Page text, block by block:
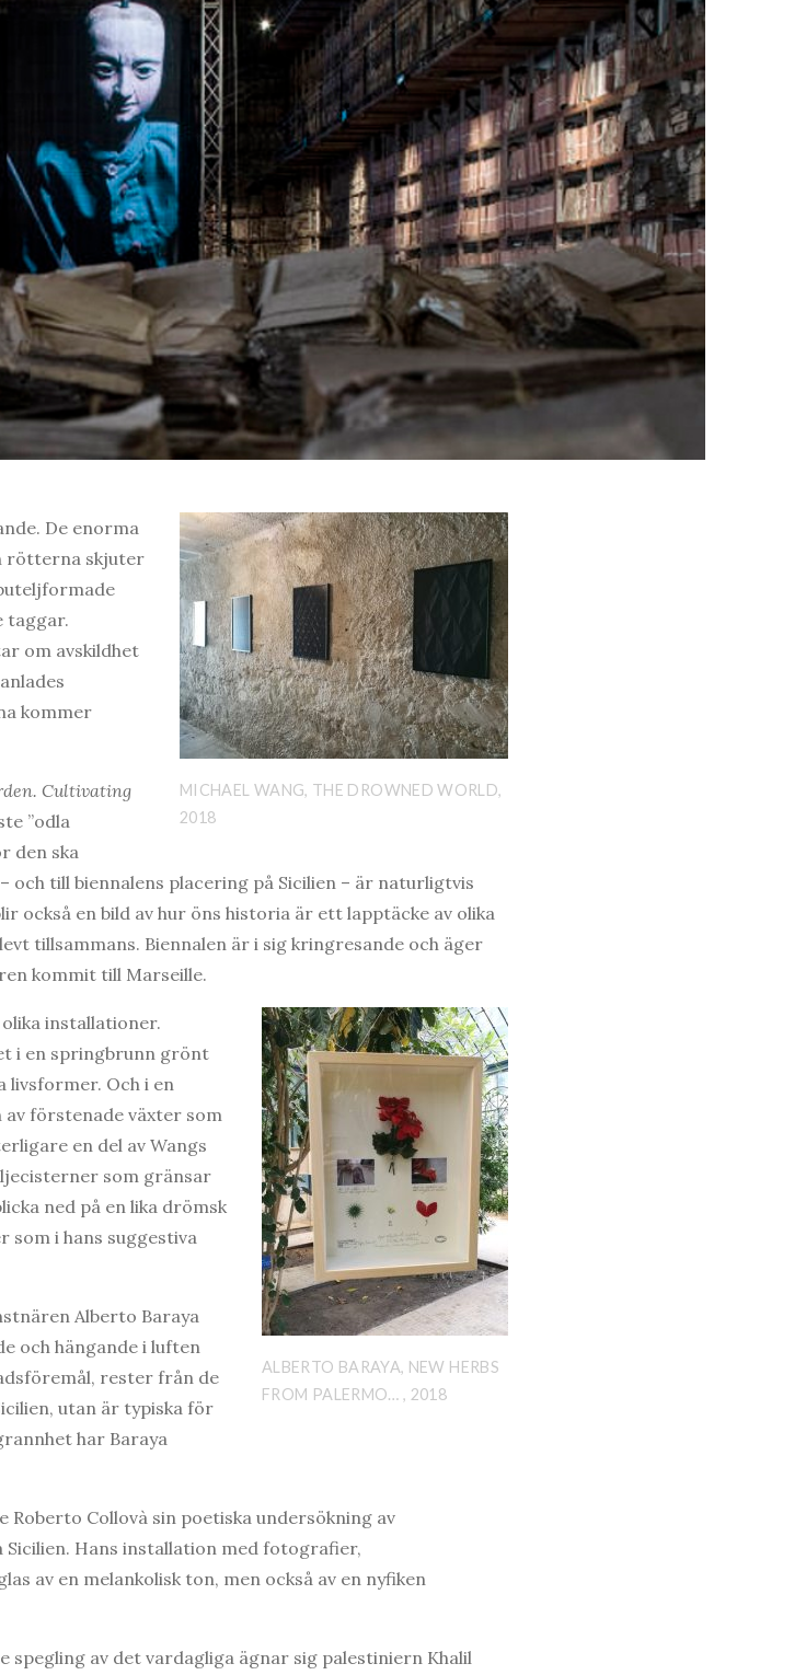
MICHAEL WANG, THE DROWNED WORLD,
2018
De enorma
rötterna skjuter
taggar.
om avskildhet
kommer
Cultivating
”odla
den ska
och till biennalens placering på Sicilien – är naturligtvis
också en bild av hur öns historia är ett lapptäcke av olika
tillsammans. Biennalen är i sig kringresande och äger
kommit till Marseille.
ALBERTO BARAYA, NEW HERBS
FROM PALERMO… , 2018
installationer.
i en springbrunn grönt
livsformer. Och i en
förstenade växter som
en del av Wangs
som gränsar
ned på en lika drömsk
som i hans suggestiva
Alberto Baraya
och hängande i luften
rester från de
utan är typiska för
har Baraya
Collovà sin poetiska undersökning av
Hans installation med fotografier,
av en melankolisk ton, men också av en nyfiken
spegling av det vardagliga ägnar sig palestiniern Khalil